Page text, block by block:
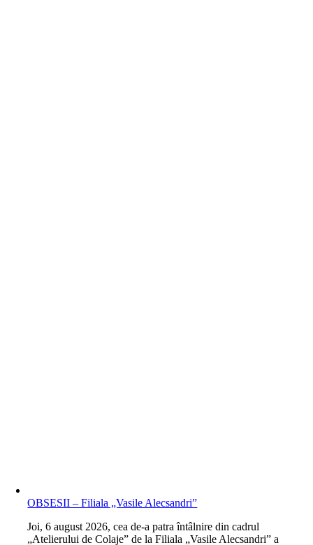
OBSESII – Filiala „Vasile Alecsandri”
Joi, 6 august 2026, cea de-a patra întâlnire din cadrul
„Atelierului de Colaje” de la Filiala „Vasile Alecsandri” a